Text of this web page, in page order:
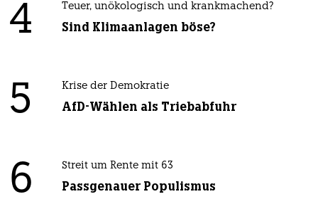
4 Teuer, unökologisch und krankmachend?
Sind Klimaanlagen böse?
5 Krise der Demokratie
AfD-Wählen als Triebabfuhr
6 Streit um Rente mit 63
Passgenauer Populismus